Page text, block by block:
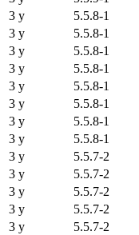
3 y
5.5.8-1
3 y
5.5.8-1
3 y
5.5.8-1
3 y
5.5.8-1
3 y
5.5.8-1
3 y
5.5.8-1
3 y
5.5.8-1
3 y
5.5.8-1
3 y
5.5.7-2
3 y
5.5.7-2
3 y
5.5.7-2
3 y
5.5.7-2
3 y
5.5.7-2